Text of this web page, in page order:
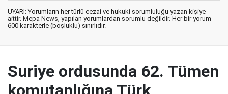
UYARI: Yorumların her türlü cezai ve hukuki sorumluluğu yazan kişiye
aittir. Mepa News, yapılan yorumlardan sorumlu değildir. Her bir yorum
600 karakterle (boşluklu) sınırlıdır.
Suriye ordusunda 62. Tümen